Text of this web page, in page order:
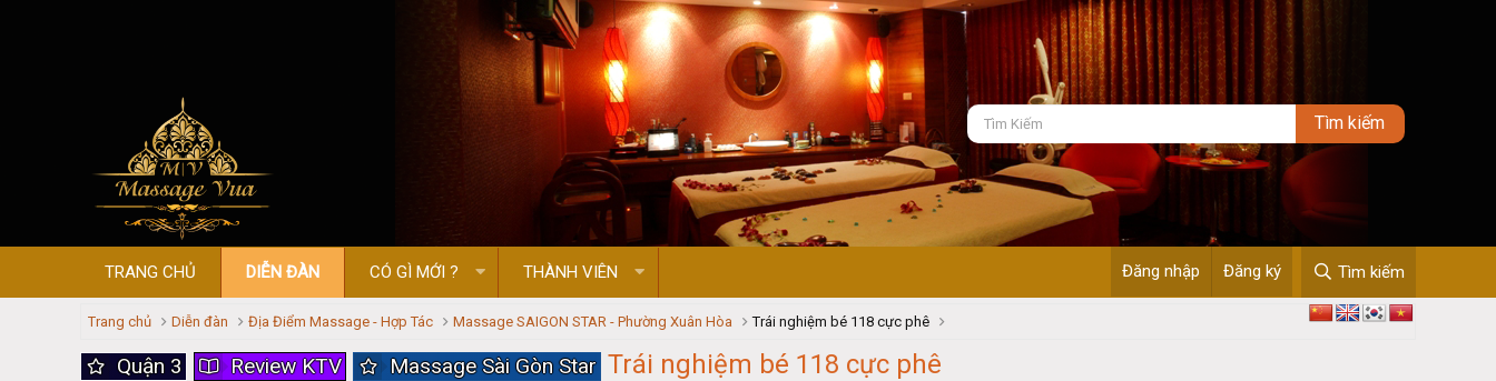
TRANG CHỦ DIỄN ĐÀN CÓ GÌ MỚI ? THÀNH VIÊN Đăng nhập Đăng ký Tìm kiếm
Trang chủ Diễn đàn Địa Điểm Massage - Hợp Tác Massage SAIGON STAR - Phường Xuân Hòa Trái nghiệm bé 118 cực phê
Quận 3 Review KTV Massage Sài Gòn Star Trái nghiệm bé 118 cực phê